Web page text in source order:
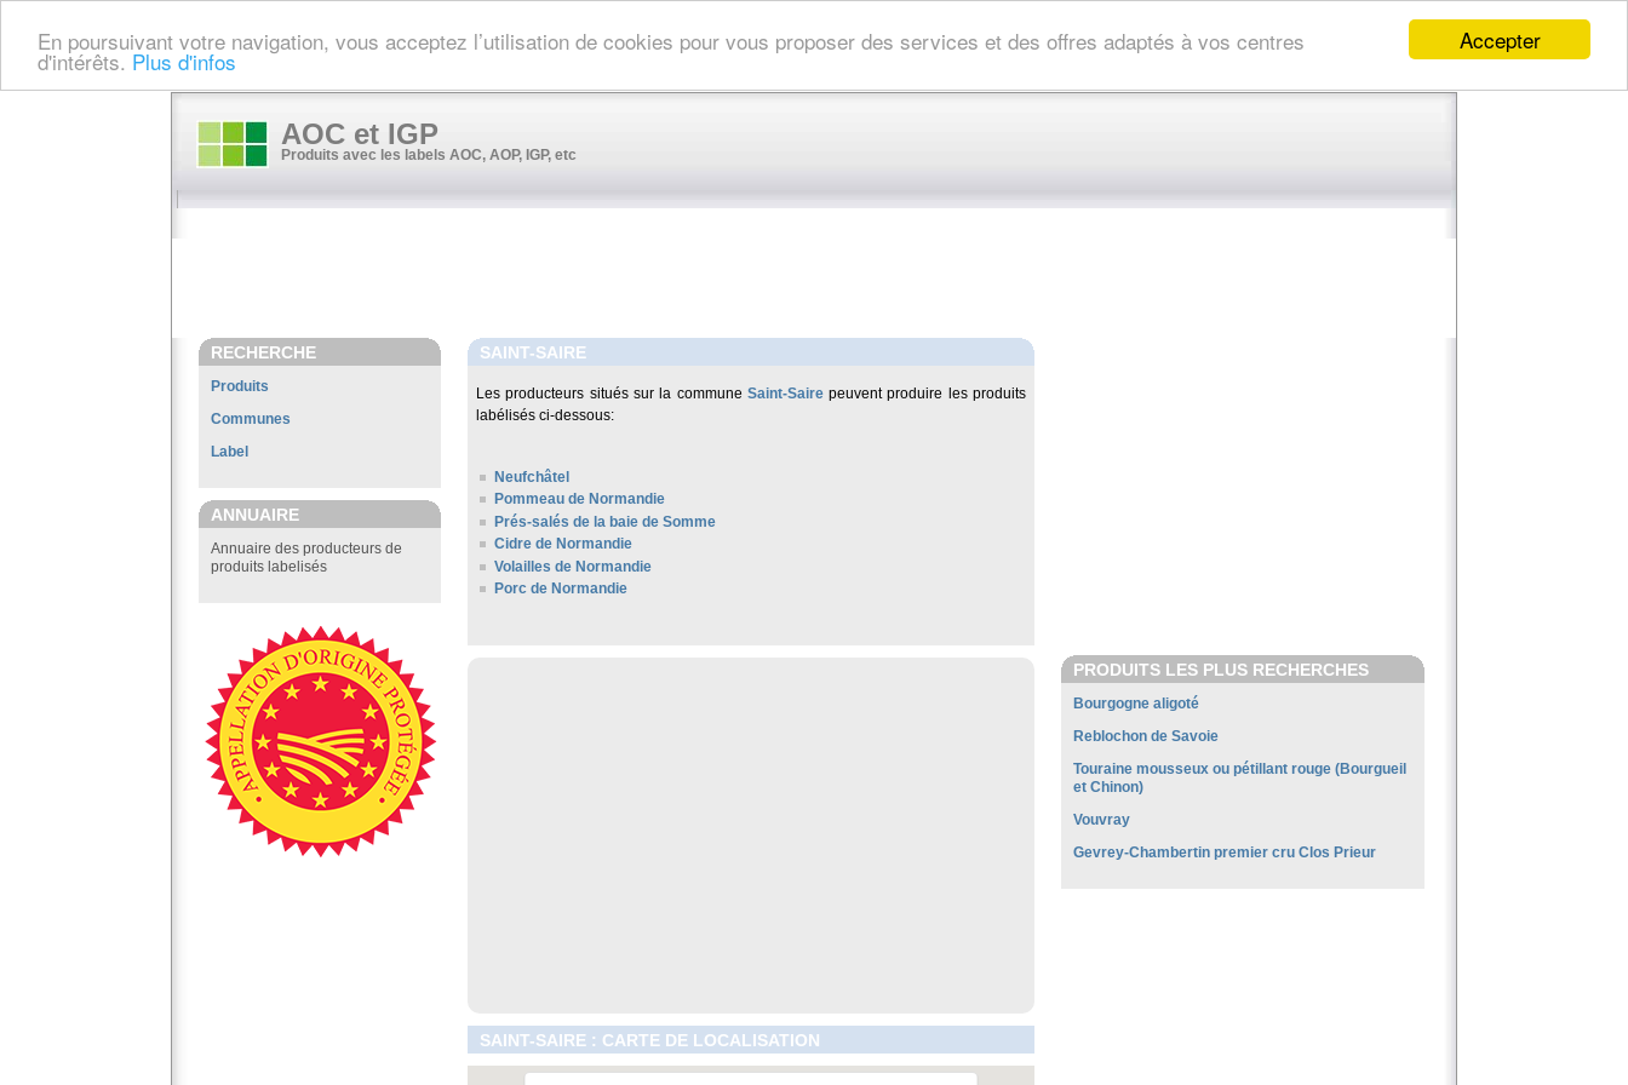
Accepter
En poursuivant votre navigation, vous acceptez l’utilisation de cookies pour vous proposer des services et des offres adaptés à vos centres
d'intérêts. Plus d'infos
AOC et IGP
Produits avec les labels AOC, AOP, IGP, etc
RECHERCHE
Produits
Communes
Label
ANNUAIRE
Annuaire des producteurs de
produits labelisés
SAINT-SAIRE
Les producteurs situés sur la commune Saint-Sairepeuvent produire les produits
labélisés ci-dessous:
Neufchâtel
Pommeau de Normandie
Prés-salés de la baie de Somme
Cidre de Normandie
Volailles de Normandie
Porc de Normandie
SAINT-SAIRE : CARTE DE LOCALISATION
PRODUITS LES PLUS RECHERCHES
Bourgogne aligoté
Reblochon de Savoie
Touraine mousseux ou pétillant rouge (Bourgueil
et Chinon)
Vouvray
Gevrey-Chambertin premier cru Clos Prieur